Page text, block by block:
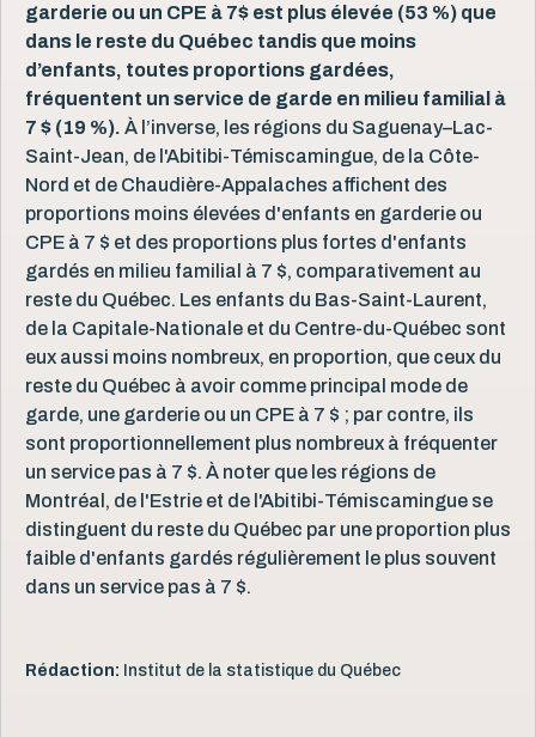
garderie ou un CPE à 7$ est plus élevée (53 %) que
dans le reste du Québec tandis que moins
d’enfants, toutes proportions gardées,
fréquentent un service de garde en milieu familial à
7 $ (19 %). À l’inverse, les régions du Saguenay–Lac-
Saint-Jean, de l'Abitibi-Témiscamingue, de la Côte-
Nord et de Chaudière-Appalaches affichent des
proportions moins élevées d'enfants en garderie ou
CPE à 7 $ et des proportions plus fortes d'enfants
gardés en milieu familial à 7 $, comparativement au
reste du Québec. Les enfants du Bas-Saint-Laurent,
de la Capitale-Nationale et du Centre-du-Québec sont
eux aussi moins nombreux, en proportion, que ceux du
reste du Québec à avoir comme principal mode de
garde, une garderie ou un CPE à 7 $ ; par contre, ils
sont proportionnellement plus nombreux à fréquenter
un service pas à 7 $. À noter que les régions de
Montréal, de l'Estrie et de l'Abitibi-Témiscamingue se
distinguent du reste du Québec par une proportion plus
faible d'enfants gardés régulièrement le plus souvent
dans un service pas à 7 $.
Rédaction: Institut de la statistique du Québec